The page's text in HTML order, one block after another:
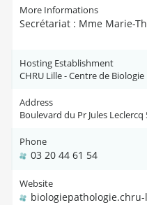
More Informations
Secrétariat : Mme Marie-
Hosting Establishment
CHRU Lille - Centre de
Address
Boulevard du Pr Jules Leclercq
Phone
03 20 44 61 54
Website